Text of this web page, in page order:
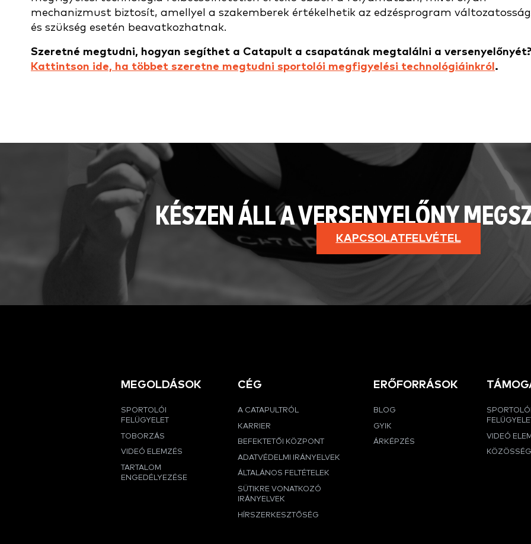
mechanizmust biztosít, amellyel a szakemberek értékelhetik az edzésprogram
és szükség esetén beavatkozhatnak.
Szeretné megtudni, hogyan segíthet a Catapult a csapatának megtalálni a versenyelőnyét?
Kattintson ide, ha többet szeretne megtudni sportolói megfigyelési technológiáinkról .
KÉSZEN ÁLL A VERSENYELŐNY
KAPCSOLATFELVÉTEL
MEGOLDÁSOK
SPORTOLÓI
FELÜGYELET
TOBORZÁS
VIDEÓ ELEMZÉS
TARTALOM
ENGEDÉLYEZÉSE
CÉG
A CATAPULTRÓL
KARRIER
BEFEKTETŐI KÖZPONT
ADATVÉDELMI IRÁNYELVEK
ÁLTALÁNOS FELTÉTELEK
SÜTIKRE VONATKOZÓ
IRÁNYELVEK
HÍRSZERKESZTŐSÉG
ERŐFORRÁSOK
BLOG
GYIK
ÁRKÉPZÉS
SPORTOLÓI
VIDEÓ
KÖZÖSSÉG